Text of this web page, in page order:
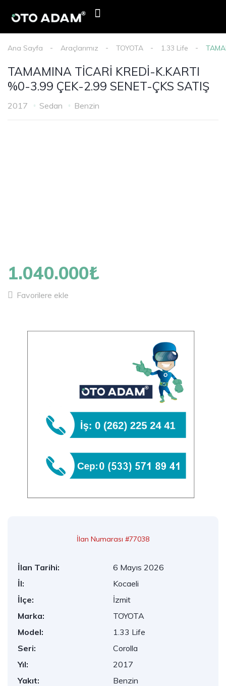
Ana Sayfa Araçlarımız TOYOTA 1.33 Life
TAMAMINA TİCARİ KREDİ-K.KARTI
%0-3.99 ÇEK-2.99 SENET-ÇKS SATIŞ
2017 Sedan Benzin
1.040.000₺
Favorilere ekle
İlan Numarası #77038
İlan Tarihi:
6 Mayıs 2026
İl:
Kocaeli
İlçe:
İzmit
Marka:
TOYOTA
Model:
1.33 Life
Seri:
Corolla
Yıl:
2017
Yakıt:
Benzin